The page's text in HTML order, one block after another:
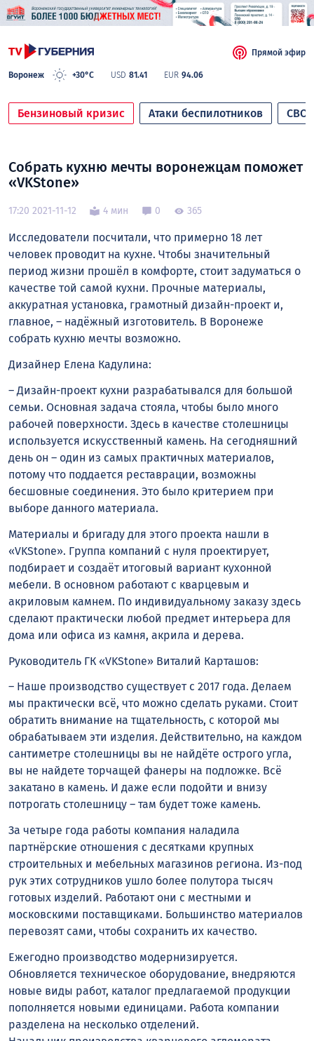
Воронеж +30°C USD 81.41 EUR 94.06
Прямой эфир
Бензиновый кризис Атаки беспилотников СВО
Собрать кухню мечты воронежцам поможет
«VKStone»
17:20 2021-11-12 4 мин 0 365
Исследователи посчитали, что примерно 18 лет
человек проводит на кухне. Чтобы значительный
период жизни прошёл в комфорте, стоит задуматься о
качестве той самой кухни. Прочные материалы,
аккуратная установка, грамотный дизайн-проект и,
главное, – надёжный изготовитель. В Воронеже
собрать кухню мечты возможно.
Дизайнер Елена Кадулина:
– Дизайн-проект кухни разрабатывался для большой
семьи. Основная задача стояла, чтобы было много
рабочей поверхности. Здесь в качестве столешницы
используется искусственный камень. На сегодняшний
день он – один из самых практичных материалов,
потому что поддается реставрации, возможны
бесшовные соединения. Это было критерием при
выборе данного материала.
Материалы и бригаду для этого проекта нашли в
«VKStone». Группа компаний с нуля проектирует,
подбирает и создаёт итоговый вариант кухонной
мебели. В основном работают с кварцевым и
акриловым камнем. По индивидуальному заказу здесь
сделают практически любой предмет интерьера для
дома или офиса из камня, акрила и дерева.
Руководитель ГК «VKStone» Виталий Карташов:
– Наше производство существует с 2017 года. Делаем
мы практически всё, что можно сделать руками. Стоит
обратить внимание на тщательность, с которой мы
обрабатываем эти изделия. Действительно, на каждом
сантиметре столешницы вы не найдёте острого угла,
вы не найдете торчащей фанеры на подложке. Всё
закатано в камень. И даже если подойти и внизу
потрогать столешницу – там будет тоже камень.
За четыре года работы компания наладила
партнёрские отношения с десятками крупных
строительных и мебельных магазинов региона. Из-под
рук этих сотрудников ушло более полутора тысяч
готовых изделий. Работают они с местными и
московскими поставщиками. Большинство материалов
перевозят сами, чтобы сохранить их качество.
Ежегодно производство модернизируется.
Обновляется техническое оборудование, внедряются
новые виды работ, каталог предлагаемой продукции
пополняется новыми единицами. Работа компании
разделена на несколько отделений.